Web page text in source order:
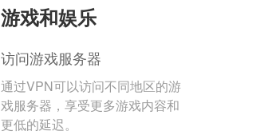
游戏和娱乐
访问游戏服务器
通过VPN可以访问不同地区的游
戏服务器，享受更多游戏内容和
更低的延迟。